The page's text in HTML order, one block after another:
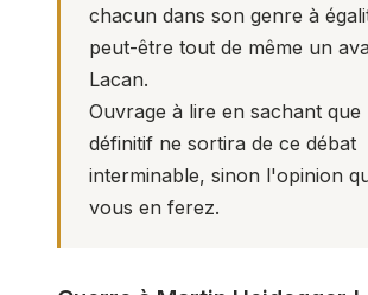
chacun dans son genre à
peut-être tout de même un
Lacan.
Ouvrage à lire en sachant que
définitif ne sortira de ce débat
interminable, sinon l'opinion
vous en ferez.